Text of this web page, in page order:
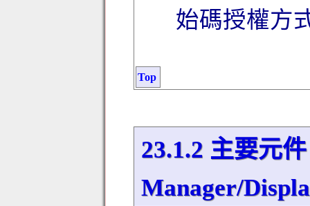
Top
始碼授權方
23.1.2 主要元
Manager/